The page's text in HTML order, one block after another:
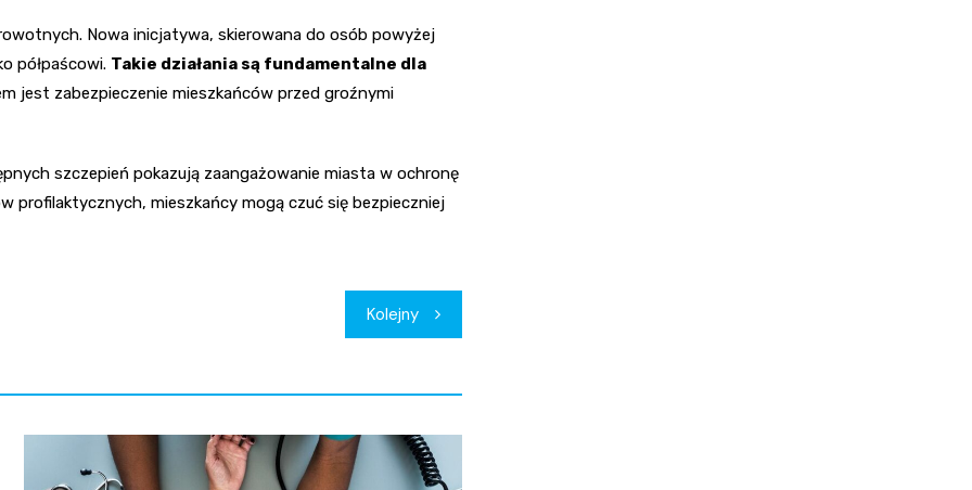
Nowa inicjatywa, skierowana do osób powyżej
półpaścowi. Takie działania są fundamentalne dla
jest zabezpieczenie mieszkańców przed groźnymi
szczepień pokazują zaangażowanie miasta w ochronę
profilaktycznych, mieszkańcy mogą czuć się bezpieczniej
Kolejny